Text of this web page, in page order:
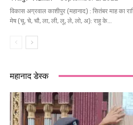
विकास अग्रवाल काशीपुर (महानाद) : सितंबर माह का
मेष (चू, चे, चौ, ला, ली, लू, ले, लो, अ): राहु के...
महानाद डेस्क